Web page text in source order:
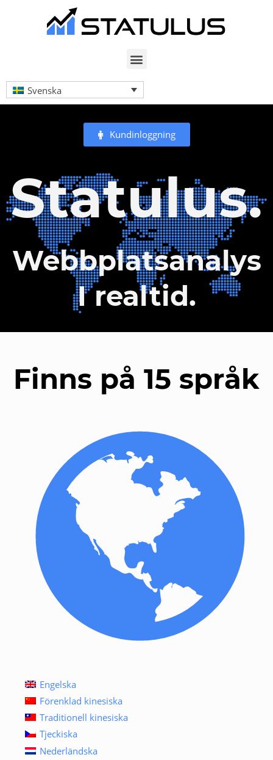
Svenska
Kundinloggning
Statulus.
Webbplatsanalys
I realtid.
Finns på 15 språk
Engelska
Förenklad kinesiska
Traditionell kinesiska
Tjeckiska
Nederländska